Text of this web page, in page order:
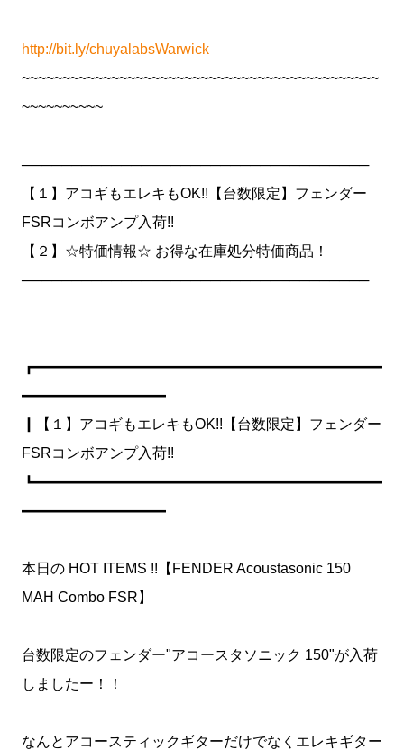
http://bit.ly/chuyalabsWarwick
~~~~~~~~~~~~~~~~~~~~~~~~~~~~~~~~~~~~~~~~~~~~
~~~~~~~~~~
───────────────────────────────────
【１】アコギもエレキもOK!!【台数限定】フェンダー
FSRコンボアンプ入荷!!
【２】☆特価情報☆ お得な在庫処分特価商品！
───────────────────────────────────
┏━━━━━━━━━━━━━━━━━━━━━━━━
━━━━━━━━━━
┃【１】アコギもエレキもOK!!【台数限定】フェンダー
FSRコンボアンプ入荷!!
┗━━━━━━━━━━━━━━━━━━━━━━━━
━━━━━━━━━━
本日の HOT ITEMS !!【FENDER Acoustasonic 150
MAH Combo FSR】
台数限定のフェンダー"アコースタソニック 150"が入荷
しましたー！！
なんとアコースティックギターだけでなくエレキギター